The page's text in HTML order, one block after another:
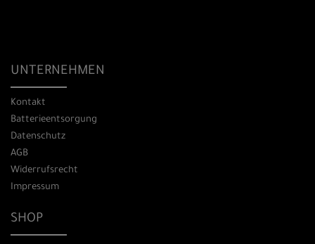
UNTERNEHMEN
Kontakt
Batterieentsorgung
Datenschutz
AGB
Widerrufsrecht
Impressum
SHOP